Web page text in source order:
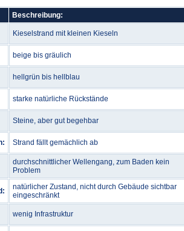
Beschreibung:
Kieselstrand mit kleinen Kieseln
beige bis gräulich
hellgrün bis hellblau
starke natürliche Rückstände
Steine, aber gut begehbar
Strand fällt gemächlich ab
durchschnittlicher Wellengang, zum Baden kein
Problem
natürlicher Zustand, nicht durch Gebäude sichtbar
eingeschränkt
wenig Infrastruktur